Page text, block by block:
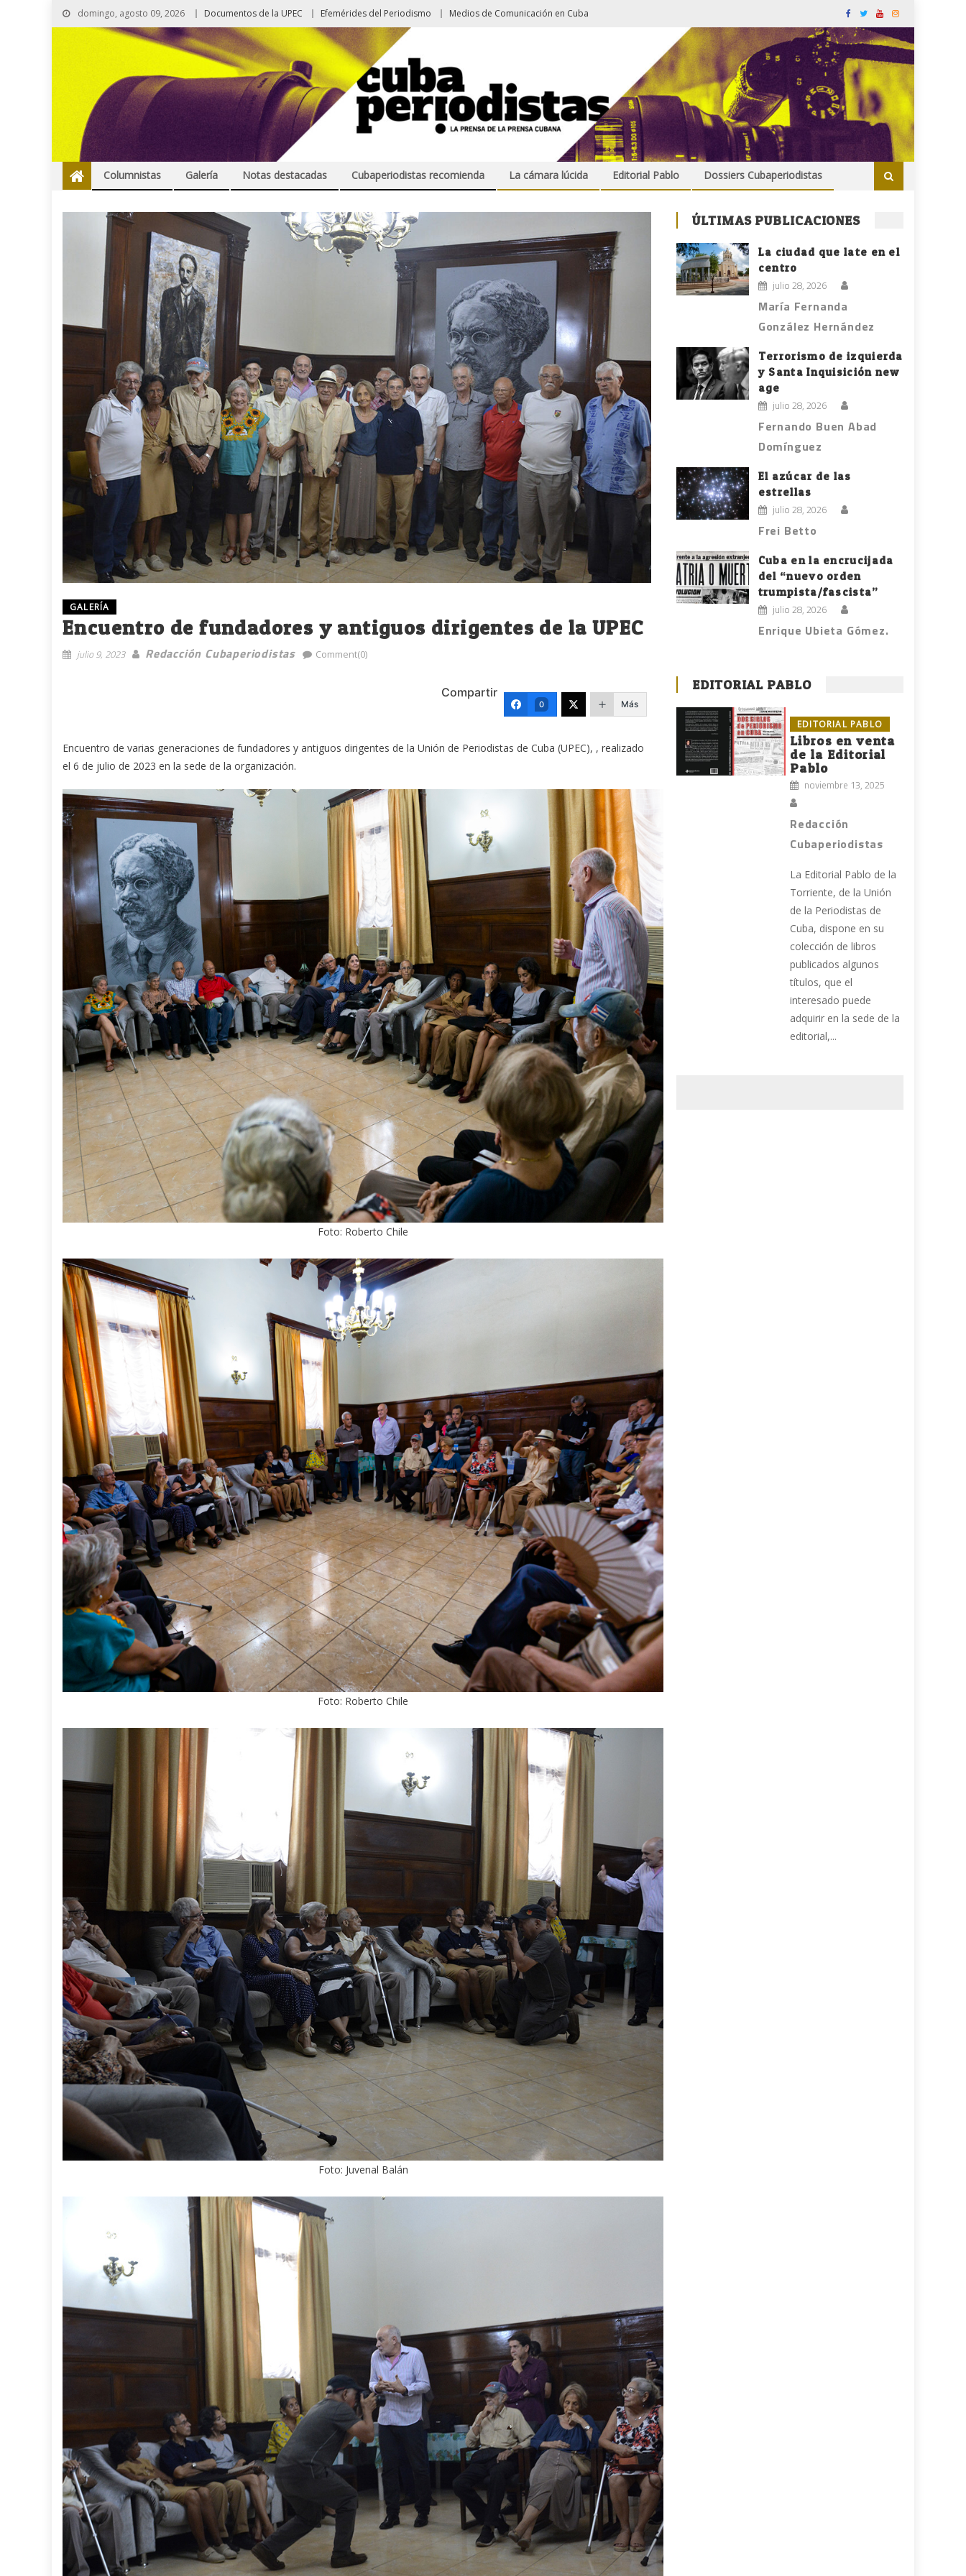
domingo, agosto 09, 2026 Documentos de la UPEC Efemérides del Periodismo Medios de Comunicación en Cuba
Columnistas Galería Notas destacadas Cubaperiodistas recomienda La cámara lúcida Editorial Pablo Dossiers Cubaperiodistas
GALERÍA
Encuentro de fundadores y antiguos dirigentes de la UPEC
julio 9, 2023 Redacción Cubaperiodistas Comment(0)
Compartir
0 Más
Encuentro de varias generaciones de fundadores y antiguos dirigentes de la Unión de Periodistas de Cuba (UPEC), , realizado
el 6 de julio de 2023 en la sede de la organización.
Foto: Roberto Chile
Foto: Roberto Chile
Foto: Juvenal Balán
ÚLTIMAS PUBLICACIONES
La ciudad que late en el
centro
julio 28, 2026
María Fernanda
González Hernández
Terrorismo de izquierda
y Santa Inquisición new
age
julio 28, 2026
Fernando Buen Abad
Domínguez
El azúcar de las
estrellas
julio 28, 2026
Frei Betto
Cuba en la encrucijada
del “nuevo orden
trumpista/fascista”
julio 28, 2026
Enrique Ubieta Gómez.
EDITORIAL PABLO
EDITORIAL PABLO
Libros en venta
de la Editorial
Pablo
noviembre 13, 2025
Redacción
Cubaperiodistas
La Editorial Pablo de la
Torriente, de la Unión
de la Periodistas de
Cuba, dispone en su
colección de libros
publicados algunos
títulos, que el
interesado puede
adquirir en la sede de la
editorial,...